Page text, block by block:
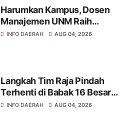
Harumkan Kampus, Dosen
Manajemen UNM Raih
Peserta Terbaik ToT
INFO DAERAH AUG 04, 2026
Langkah Tim Raja Pindah
Terhenti di Babak 16 Besar
Kejuaraan Bulutangkis TSM
INFO DAERAH AUG 04, 2026